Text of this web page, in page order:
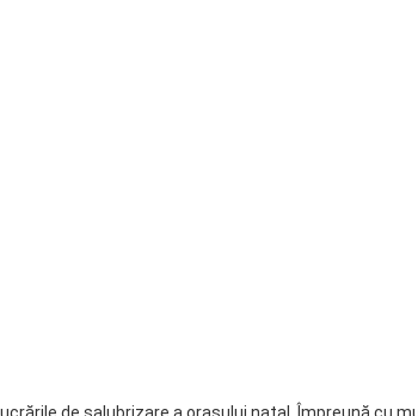
de salubrizare a orașului natal. Împreună cu